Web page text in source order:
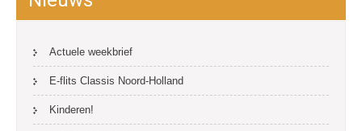
Actuele weekbrief
E-flits Classis Noord-Holland
Kinderen!